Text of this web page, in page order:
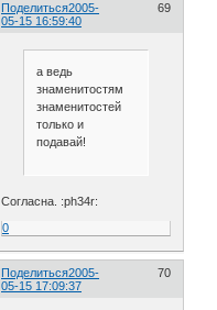
Поделиться 69
2005-
05-15 16:59:40
а ведь
знаменитостям
знаменитостей
только и
подавай!
Согласна. :ph34r:
0
Поделиться 70
2005-
05-15 17:09:37